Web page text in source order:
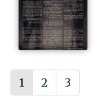
1 2 3